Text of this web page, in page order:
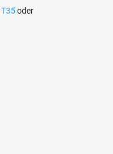
T35oder